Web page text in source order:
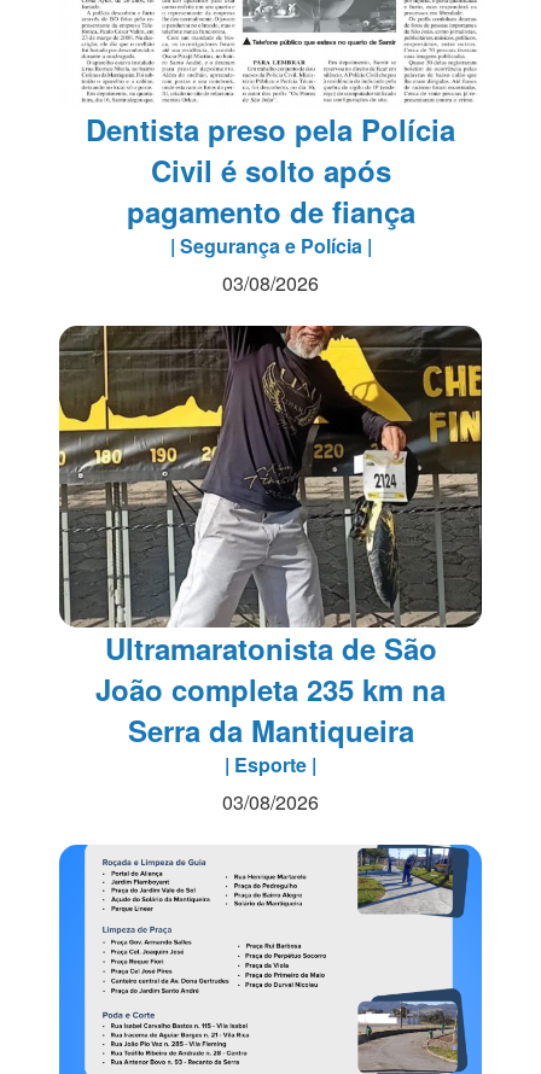
Dentista preso pela Polícia
Civil é solto após
pagamento de fiança
| Segurança e Polícia |
03/08/2026
Ultramaratonista de São
João completa 235 km na
Serra da Mantiqueira
| Esporte |
03/08/2026